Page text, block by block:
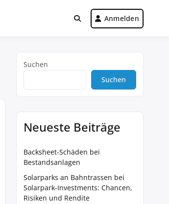
Anmelden
Suchen
Suchen
Neueste Beiträge
Backsheet-Schäden bei
Bestandsanlagen
Solarparks an Bahntrassen bei
Solarpark-Investments: Chancen,
Risiken und Rendite